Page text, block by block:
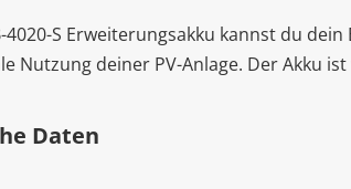
4020-S Erweiterungsakku kannst du
Nutzung deiner PV-Anlage. Der Akku
Daten